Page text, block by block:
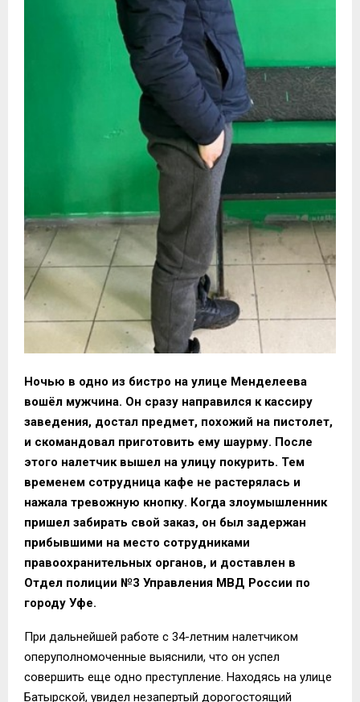
Ночью в одно из бистро на улице Менделеева
вошёл мужчина. Он сразу направился к кассиру
заведения, достал предмет, похожий на пистолет,
и скомандовал приготовить ему шаурму. После
этого налетчик вышел на улицу покурить. Тем
временем сотрудница кафе не растерялась и
нажала тревожную кнопку. Когда злоумышленник
пришел забирать свой заказ, он был задержан
прибывшими на место сотрудниками
правоохранительных органов, и доставлен в
Отдел полиции №3 Управления МВД России по
городу Уфе.
При дальнейшей работе с 34-летним налетчиком
оперуполномоченные выяснили, что он успел
совершить еще одно преступление. Находясь на улице
Батырской, увидел незапертый дорогостоящий